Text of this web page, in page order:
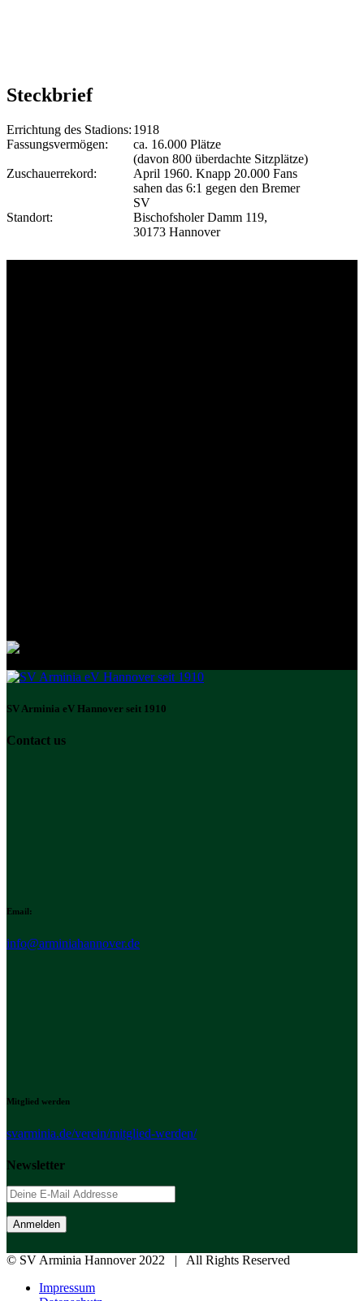
Steckbrief
Errichtung des Stadions: 1918
Fassungsvermögen:
ca. 16.000 Plätze
(davon 800 überdachte Sitzplätze)
Zuschauerrekord:
April 1960. Knapp 20.000 Fans
sahen das 6:1 gegen den Bremer
SV
Standort:
Bischofsholer Damm 119,
30173 Hannover
SV Arminia eV Hannover seit 1910
Contact us
Email:
info@arminiahannover.de
Mitglied werden
svarminia.de/verein/mitglied-werden/
Newsletter
© SV Arminia Hannover 2022 | All Rights Reserved
Impressum